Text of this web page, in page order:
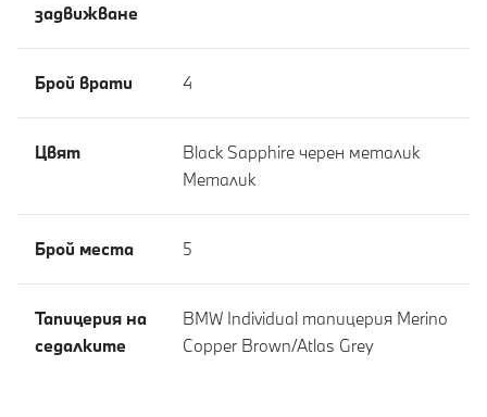
задвижване
Брой врати 4
Цвят
Black Sapphire черен металик
Meталик
Брой места 5
Тапицерия на
седалките
BMW Individual тапицерия Merino
Copper Brown/Atlas Grey